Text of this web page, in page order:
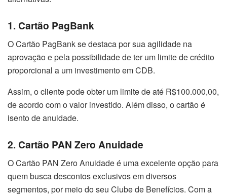
1. Cartão PagBank
O Cartão PagBank se destaca por sua agilidade na
aprovação e pela possibilidade de ter um limite de crédito
proporcional a um investimento em CDB.
Assim, o cliente pode obter um limite de até R$100.000,00,
de acordo com o valor investido. Além disso, o cartão é
isento de anuidade.
2. Cartão PAN Zero Anuidade
O Cartão PAN Zero Anuidade é uma excelente opção para
quem busca descontos exclusivos em diversos
segmentos, por meio do seu Clube de Benefícios. Com a